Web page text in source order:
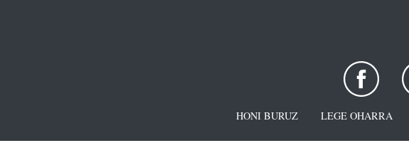
HONI BURUZ LEGE OHARRA